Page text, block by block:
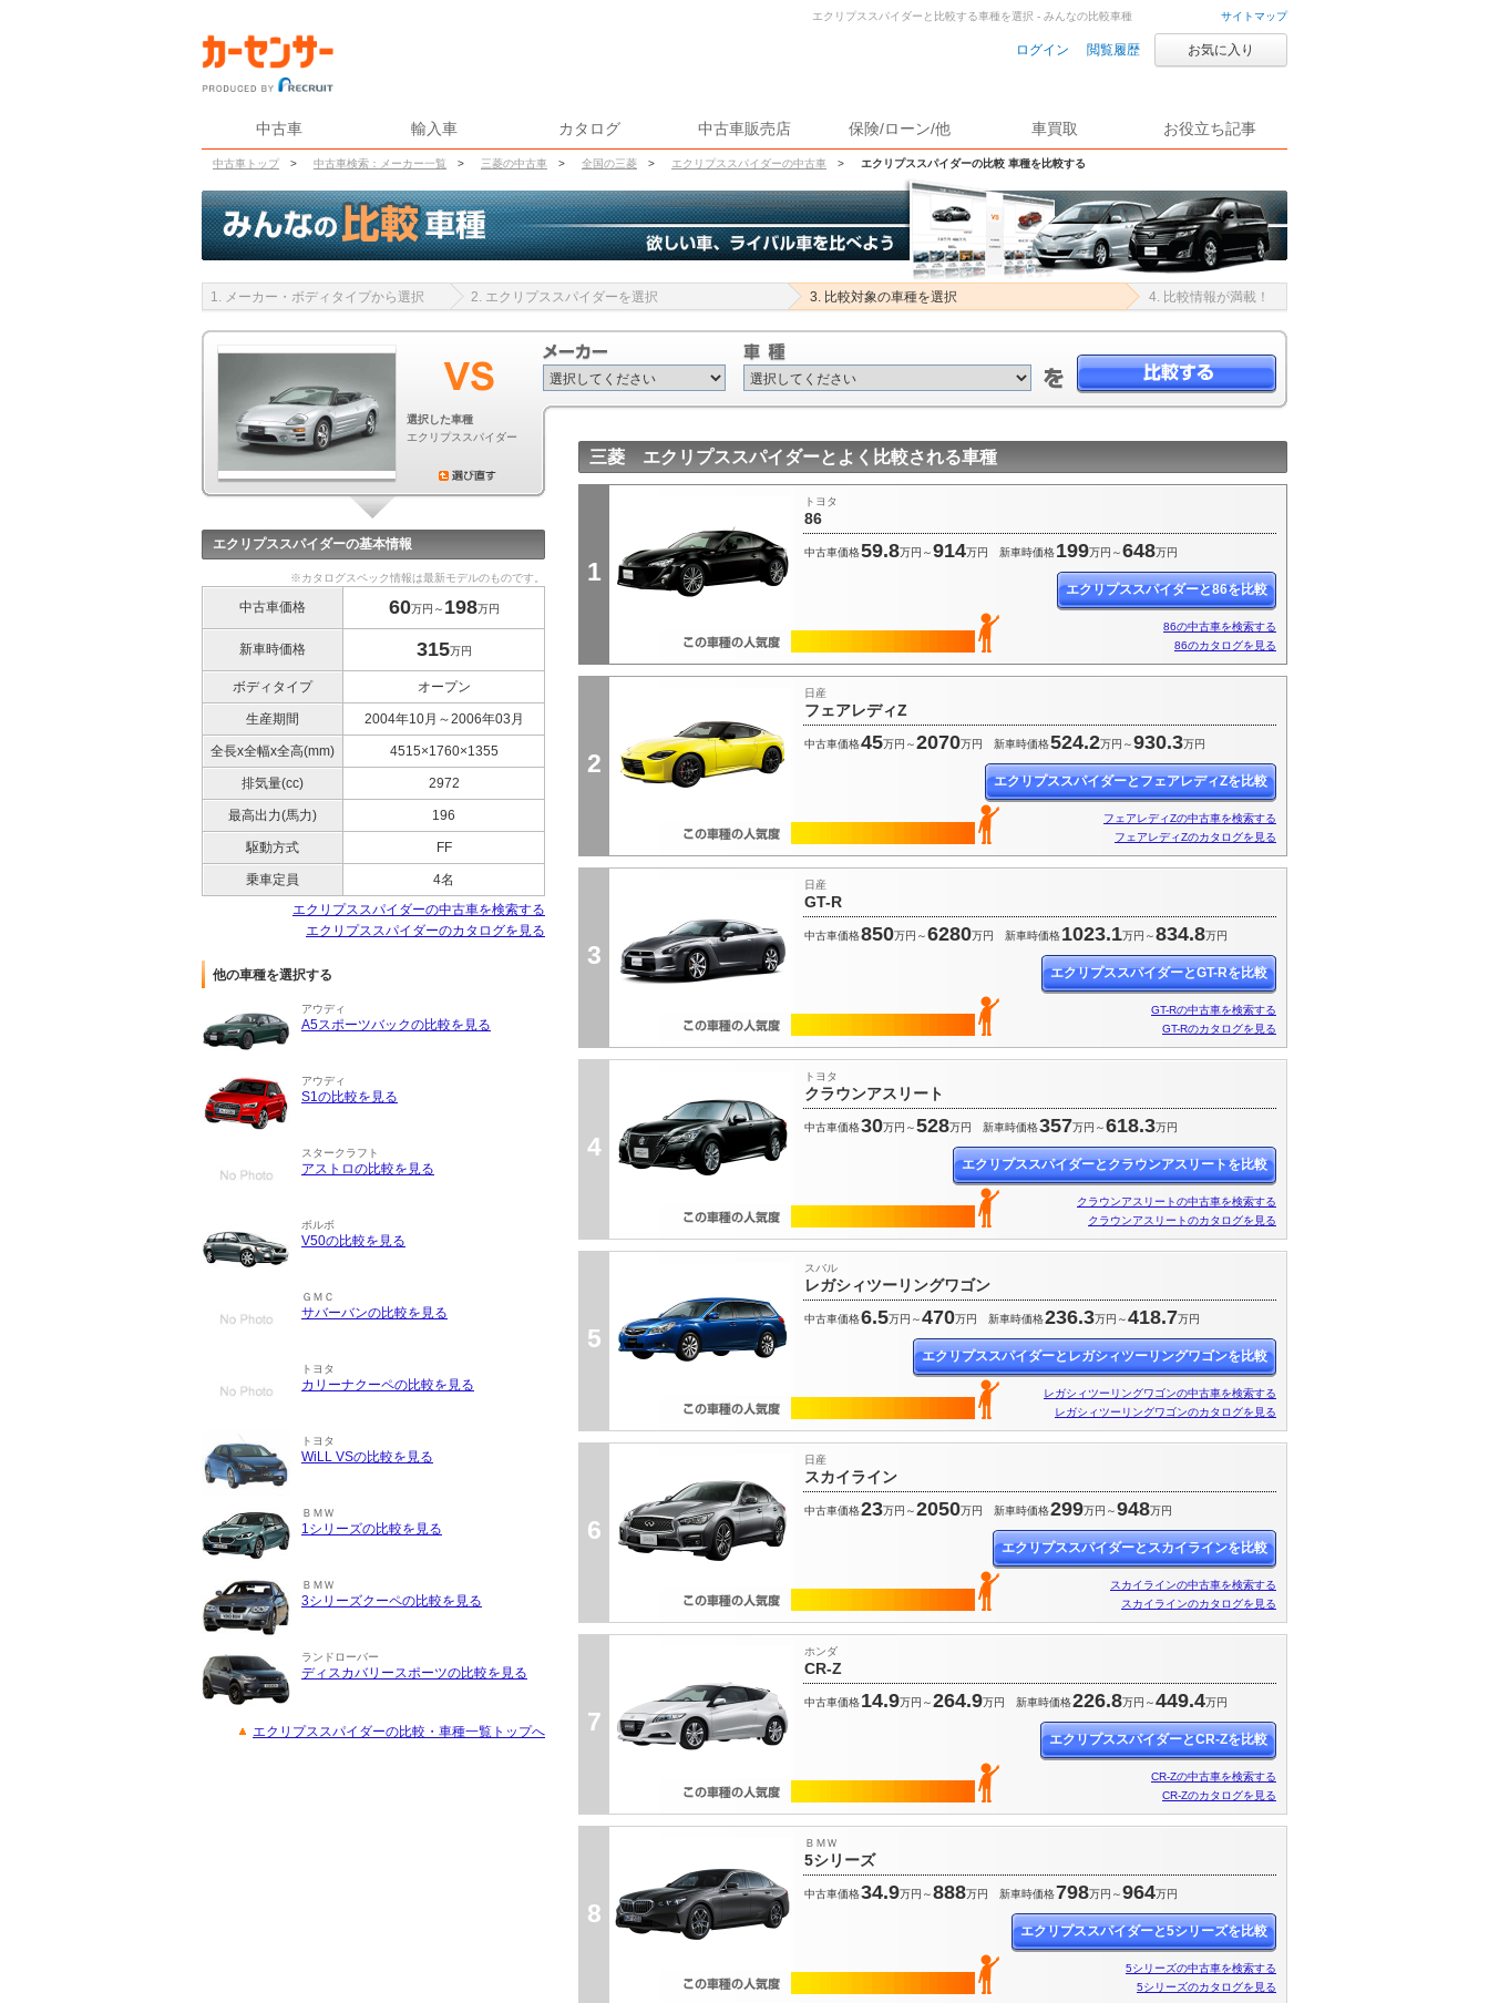
サイトマップ
ログイン 閲覧履歴 お気に入り
中古車 輸入車 カタログ 中古車販売店 保険/ローン/他 車買取 お役立ち記事
中古車トップ > 中古車検索：メーカー一覧 > 三菱の中古車 > 全国の三菱 > エクリプススパイダーの中古車 > エクリプススパイダーの比較 車種を比較する
エクリプススパイダーと比較する車種を選択 - みんなの比較車種
1. メーカー・ボディタイプから選択 2. エクリプススパイダーを選択 3. 比較対象の車種を選択 4. 比較情報が満載！
選択した車種
エクリプススパイダー
エクリプススパイダーの基本情報
※カタログスペック情報は最新モデルのものです。
中古車価格 60万円～ 198万円
新車時価格 315万円
ボディタイプ オープン
生産期間 2004年10月～2006年03月
全長x全幅x全高(mm) 4515×1760×1355
排気量(cc) 2972
最高出力(馬力) 196
駆動方式 FF
乗車定員
4名
エクリプススパイダーの中古車を検索する
エクリプススパイダーのカタログを見る
他の車種を選択する
アウディ
A5スポーツバックの比較を見る
アウディ
S1の比較を見る
スタークラフト
アストロの比較を見る
ボルボ
V50の比較を見る
ＧＭＣ
サバーバンの比較を見る
トヨタ
カリーナクーペの比較を見る
トヨタ
WiLL VSの比較を見る
ＢＭＷ
1シリーズの比較を見る
ＢＭＷ
3シリーズクーペの比較を見る
ランドローバー
ディスカバリースポーツの比較を見る
エクリプススパイダーの比較・車種一覧トップへ
三菱 エクリプススパイダーとよく比較される車種
1
86
トヨタ
中古車価格59.8万円～914万円 新車時価格199万円～648万円
エクリプススパイダーと86を比較
86の中古車を検索する
86のカタログを見る
2
フェアレディZ
日産
中古車価格45万円～2070万円 新車時価格524.2万円～930.3万円
エクリプススパイダーとフェアレディZを比較
フェアレディZの中古車を検索する
フェアレディZのカタログを見る
3
GT-R
日産
中古車価格850万円～6280万円 新車時価格1023.1万円～834.8万円
エクリプススパイダーとGT-Rを比較
GT-Rの中古車を検索する
GT-Rのカタログを見る
4
クラウンアスリート
トヨタ
中古車価格30万円～528万円 新車時価格357万円～618.3万円
エクリプススパイダーとクラウンアスリートを比較
クラウンアスリートの中古車を検索する
クラウンアスリートのカタログを見る
5
レガシィツーリングワゴン
スバル
中古車価格6.5万円～470万円 新車時価格236.3万円～418.7万円
エクリプススパイダーとレガシィツーリングワゴンを比較
レガシィツーリングワゴンの中古車を検索する
レガシィツーリングワゴンのカタログを見る
6
スカイライン
日産
中古車価格23万円～2050万円 新車時価格299万円～948万円
エクリプススパイダーとスカイラインを比較
スカイラインの中古車を検索する
スカイラインのカタログを見る
7
CR-Z
ホンダ
中古車価格14.9万円～264.9万円 新車時価格226.8万円～449.4万円
エクリプススパイダーとCR-Zを比較
CR-Zの中古車を検索する
CR-Zのカタログを見る
8
5シリーズ
ＢＭＷ
中古車価格34.9万円～888万円 新車時価格798万円～964万円
エクリプススパイダーと5シリーズを比較
5シリーズの中古車を検索する
5シリーズのカタログを見る